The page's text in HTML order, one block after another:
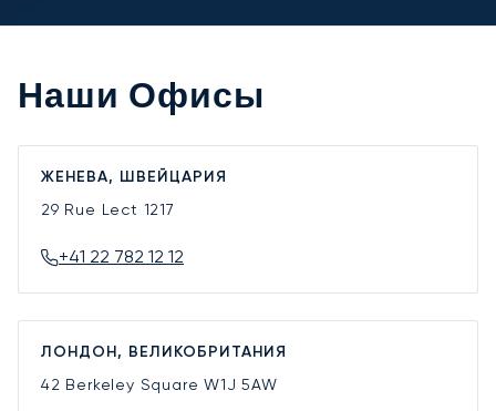
Наши Офисы
ЖЕНЕВА, ШВЕЙЦАРИЯ
29 Rue Lect 1217
+41 22 782 12 12
ЛОНДОН, ВЕЛИКОБРИТАНИЯ
42 Berkeley SquareW1J 5AW